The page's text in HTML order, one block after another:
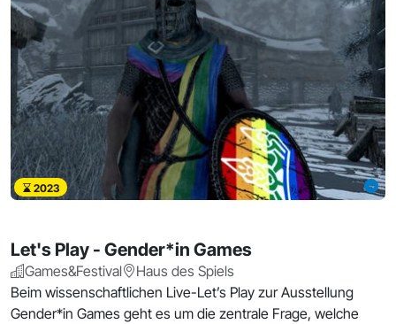
2023
Let's Play - Gender*in Games
Games&Festival
Haus des Spiels
Beim wissenschaftlichen Live-Let’s Play zur Ausstellung
Gender*in Games geht es um die zentrale Frage, welche